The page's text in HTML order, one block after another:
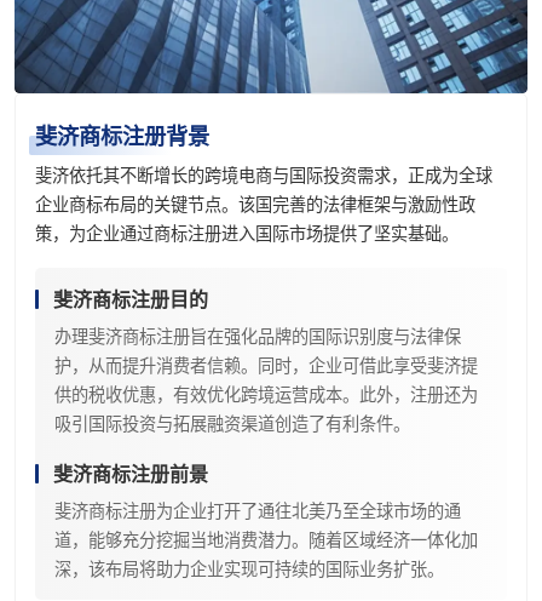
斐济商标注册背景
斐济依托其不断增长的跨境电商与国际投资需求，正成为全球
企业商标布局的关键节点。该国完善的法律框架与激励性政
策，为企业通过商标注册进入国际市场提供了坚实基础。
斐济商标注册目的
办理斐济商标注册旨在强化品牌的国际识别度与法律保
护，从而提升消费者信赖。同时，企业可借此享受斐济提
供的税收优惠，有效优化跨境运营成本。此外，注册还为
吸引国际投资与拓展融资渠道创造了有利条件。
斐济商标注册前景
斐济商标注册为企业打开了通往北美乃至全球市场的通
道，能够充分挖掘当地消费潜力。随着区域经济一体化加
深，该布局将助力企业实现可持续的国际业务扩张。